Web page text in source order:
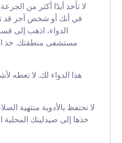
لا تأخذ أبدًا أكثر من
في أنك أو شخص آخر قد
الدواء، اذهب إلى
مستشفى منطقتك. خذ
هذا الدواء لك. لا تعطه
لا تحتفظ بالأدوية منتهية
خذها إلى صيدليتك